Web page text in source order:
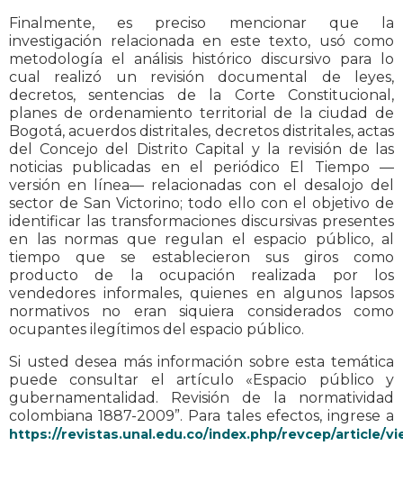
Finalmente, es preciso mencionar que la
investigación relacionada en este texto, usó como
metodología el análisis histórico discursivo para lo
cual realizó un revisión documental de leyes,
decretos, sentencias de la Corte Constitucional,
planes de ordenamiento territorial de la ciudad de
Bogotá, acuerdos distritales, decretos distritales, actas
del Concejo del Distrito Capital y la revisión de las
noticias publicadas en el periódico El Tiempo —
versión en línea— relacionadas con el desalojo del
sector de San Victorino; todo ello con el objetivo de
identificar las transformaciones discursivas presentes
en las normas que regulan el espacio público, al
tiempo que se establecieron sus giros como
producto de la ocupación realizada por los
vendedores informales, quienes en algunos lapsos
normativos no eran siquiera considerados como
ocupantes ilegítimos del espacio público.
Si usted desea más información sobre esta temática
puede consultar el artículo «Espacio público y
gubernamentalidad. Revisión de la normatividad
colombiana 1887-2009”. Para tales efectos, ingrese a
https://revistas.unal.edu.co/index.php/revcep/article/